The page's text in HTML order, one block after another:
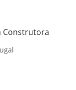
Construtora